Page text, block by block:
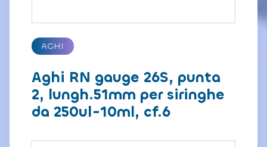
AGHI
Aghi RN gauge 26S, punta
2, lungh.51mm per siringhe
da 250ul-10ml, cf.6